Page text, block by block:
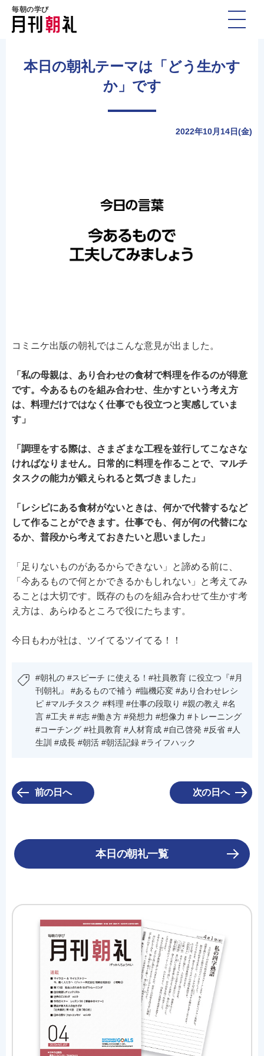
毎朝の学び
本日の朝礼テーマは「どう生かす
か」です
2022年10月14日(金)
コミニケ出版の朝礼ではこんな意見が出ました。
「私の母親は、あり合わせの食材で料理を作るのが得意
です。今あるものを組み合わせ、生かすという考え方
は、料理だけではなく仕事でも役立つと実感していま
す」
「調理をする際は、さまざまな工程を並行してこなさな
ければなりません。日常的に料理を作ることで、マルチ
タスクの能力が鍛えられると気づきました」
「レシピにある食材がないときは、何かで代替するなど
して作ることができます。仕事でも、何が何の代替にな
るか、普段から考えておきたいと思いました」
「足りないものがあるからできない」と諦める前に、
「今あるもので何とかできるかもしれない」と考えてみ
ることは大切です。既存のものを組み合わせて生かす考
え方は、あらゆるところで役にたちます。
今日もわが社は、ツイてるツイてる！！
#朝礼の #スピーチ に使える！#社員教育 に役立つ『#月
刊朝礼』 #あるもので補う #臨機応変 #あり合わせレシ
ピ #マルチタスク #料理 #仕事の段取り #親の教え #名
言 #工夫 # #志 #働き方 #発想力 #想像力 #トレーニング
#コーチング #社員教育 #人材育成 #自己啓発 #反省 #人
生訓 #成長 #朝活 #朝活記録 #ライフハック
前の日へ 次の日へ
本日の朝礼一覧